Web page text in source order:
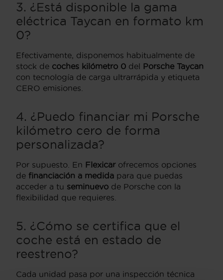
3. ¿Está disponible la gama
eléctrica Taycan en formato km
0?
Efectivamente, disponemos habitualmente de
stock de coches kilómetro 0 del Porsche Taycan
con tecnología de carga ultrarrápida y etiqueta
CERO emisiones.
4. ¿Puedo financiar mi Porsche
kilómetro cero de forma
personalizada?
Por supuesto. En Flexicarofrecemos opciones
de financiación a medida para que puedas
acceder a tu seminuevo de Porsche con la
flexibilidad que requieres.
5. ¿Cómo se certifica que el
coche está en estado de
reestreno?
Cada unidad pasa por una inspección técnica